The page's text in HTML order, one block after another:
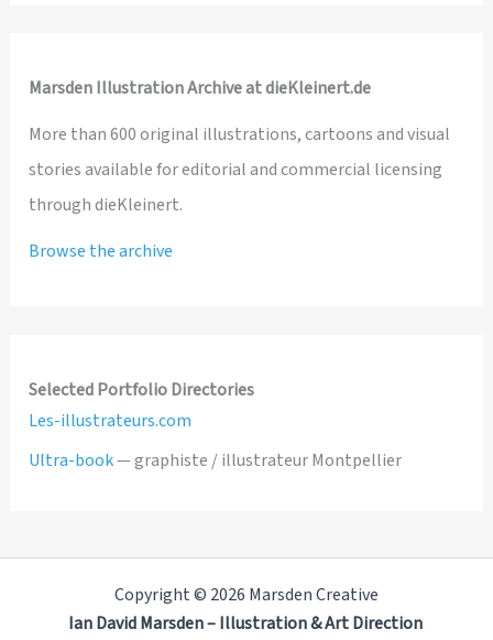
Marsden Illustration Archive at dieKleinert.de
More than 600 original illustrations, cartoons and visual
stories available for editorial and commercial licensing
through dieKleinert.
Browse the archive
Selected Portfolio Directories
Les-illustrateurs.com
Ultra-book— graphiste / illustrateur Montpellier
Copyright © 2026 Marsden Creative
Ian David Marsden – Illustration & Art Direction